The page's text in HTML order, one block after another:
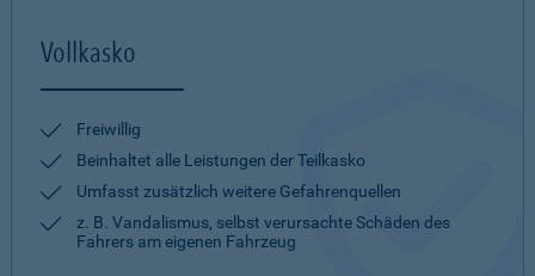
Vollkasko
Freiwillig
Beinhaltet alle Leistungen der Teilkasko
Umfasst zusätzlich weitere Gefahrenquellen
z. B. Vandalismus, selbst verursachte Schäden des
Fahrers am eigenen Fahrzeug